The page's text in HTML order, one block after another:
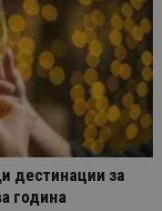
дестинации за
година